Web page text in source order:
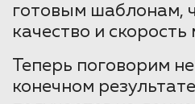
готовым шаблонам,
качество и
Теперь поговорим
конечном